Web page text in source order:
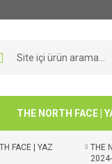
THE NORTH FACE |
FACE | YAZ
THE